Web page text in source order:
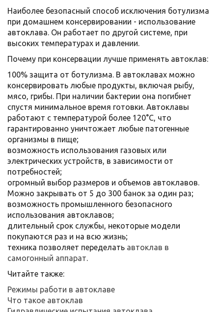
Наиболее безопасный способ исключения ботулизма
при домашнем консервировании - использование
автоклава. Он работает по другой системе, при
высоких температурах и давлении.
Почему при консервации лучше применять автоклав:
100% защита от ботулизма. В автоклавах можно
консервировать любые продукты, включая рыбу,
мясо, грибы. При наличии бактерии она погибнет
спустя минимальное время готовки. Автоклавы
работают с температурой более 120°С, что
гарантированно уничтожает любые патогенные
организмы в пище;
возможность использования газовых или
электрических устройств, в зависимости от
потребностей;
огромный выбор размеров и объемов автоклавов.
Можно закрывать от 5 до 300 банок за один раз;
возможность промышленного безопасного
использования автоклавов;
длительный срок службы, некоторые модели
покупаются раз и на всю жизнь;
техника позволяет переделать автоклав в
самогонный аппарат.
Читайте также:
Режимы работи в автоклаве
Что такое автоклав